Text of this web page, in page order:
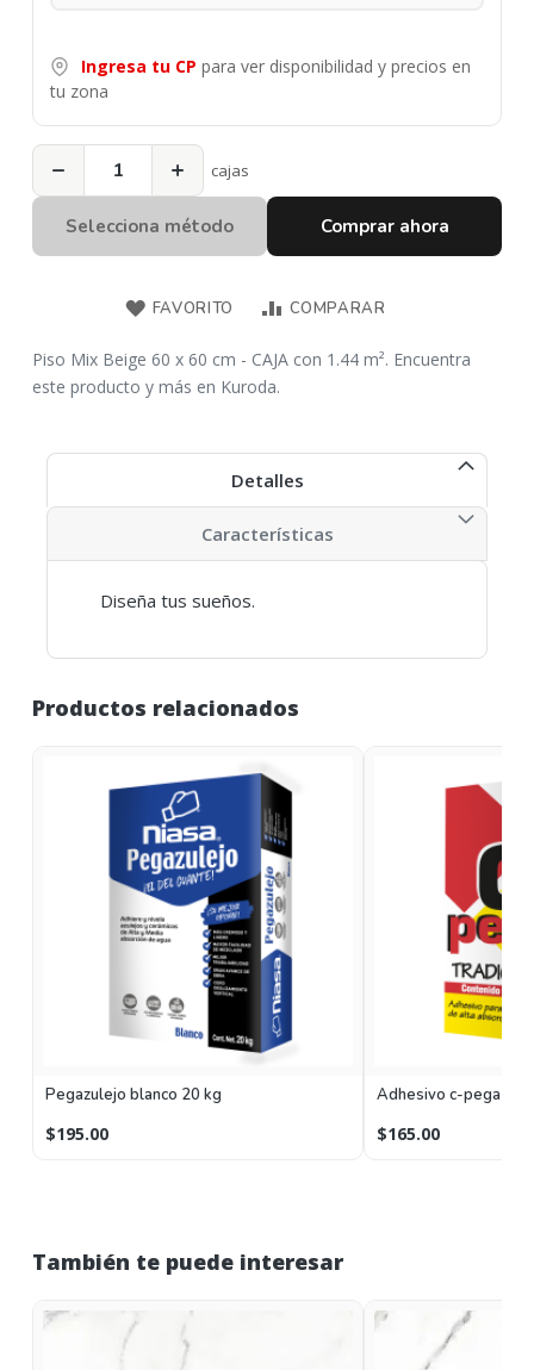
Ingresa tu CP para ver disponibilidad y precios en
tu zona
− + cajas
Selecciona método Comprar ahora
FAVORITO COMPARAR
Piso Mix Beige 60 x 60 cm - CAJA con 1.44 m². Encuentra
este producto y más en Kuroda.
Detalles
Diseña tus sueños.
Características
Productos relacionados
Pegazulejo blanco 20 kg
$195.00
Adhesivo c-pega
$165.00
También te puede interesar